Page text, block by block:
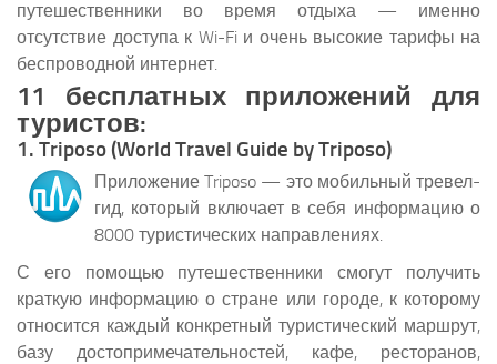
путешественники во время отдыха — именно
отсутствие доступа к Wi-Fi и очень высокие тарифы на
беспроводной интернет.
11 бесплатных приложений для
туристов:
1. Triposo (World Travel Guide by Triposo)
Приложение Triposo — это мобильный тревел-
гид, который включает в себя информацию о
8000 туристических направлениях.
С его помощью путешественники смогут получить
краткую информацию о стране или городе, к которому
относится каждый конкретный туристический маршрут,
базу достопримечательностей, кафе, ресторанов,